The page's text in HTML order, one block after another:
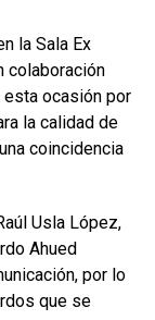
la Sala Ex
colaboración
esta ocasión por
la calidad de
coincidencia
Usla López,
Ahued
por lo
que se